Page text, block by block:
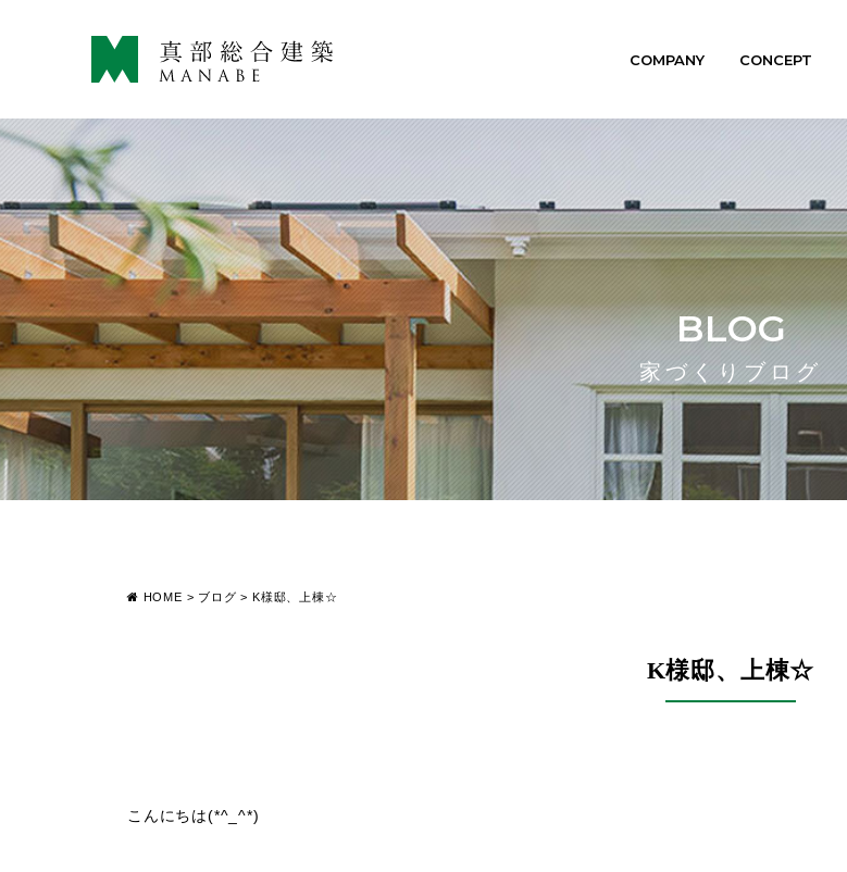
COMPANY CONCEPT
BLOG
家づくりブログ
HOME > ブログ >K様邸、上棟☆
K様邸、上棟☆
こんにちは(*^_^*)